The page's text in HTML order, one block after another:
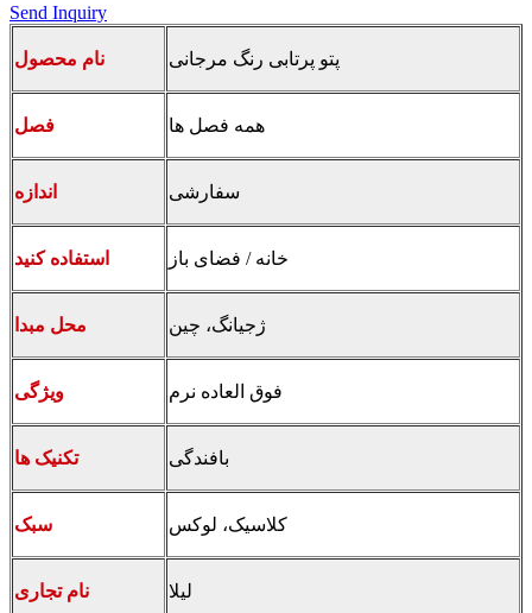
Send Inquiry
نام محصول پتو پرتابی رنگ مرجانی
فصل همه فصل ها
اندازه سفارشی
استفاده کنید خانه / فضای باز
محل مبدا ژجیانگ، چین
ویژگی فوق العاده نرم
تکنیک ها بافندگی
سبک کلاسیک، لوکس
نام تجاری لیلا